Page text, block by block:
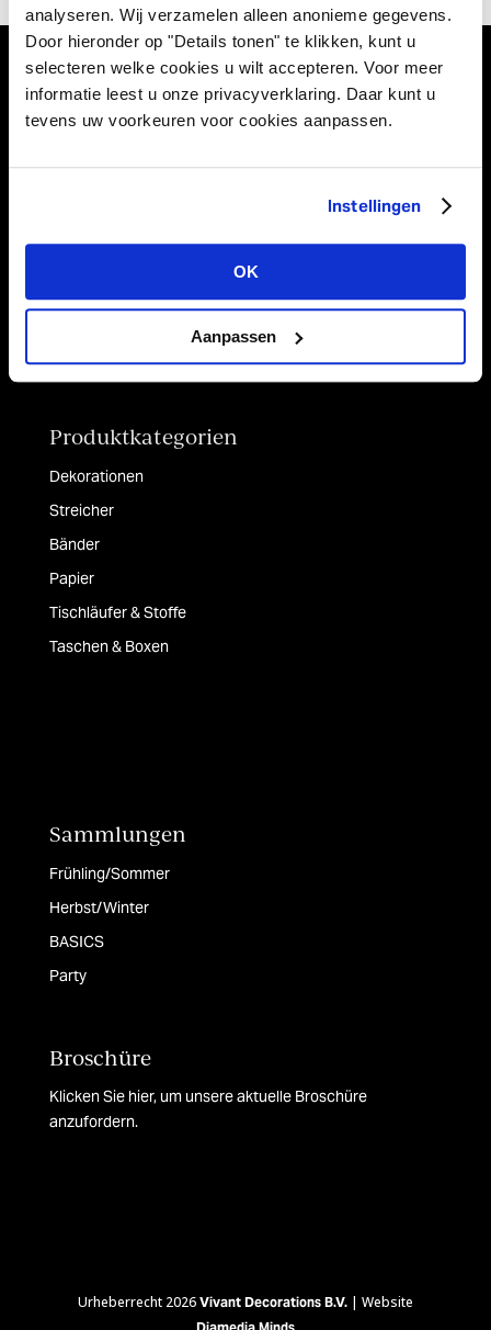
analyseren. Wij verzamelen alleen anonieme gegevens.
Door hieronder op "Details tonen" te klikken, kunt u
selecteren welke cookies u wilt accepteren. Voor meer
informatie leest u onze privacyverklaring. Daar kunt u
tevens uw voorkeuren voor cookies aanpassen.
Instellingen
OK
Aanpassen
Vivant Decorations B.V.
Tel +31 (0)43 358 67 67
Produktkategorien
Dekorationen
Streicher
Bänder
Papier
Tischläufer & Stoffe
Taschen & Boxen
Sammlungen
Frühling/Sommer
Herbst/Winter
BASICS
Party
Broschüre
Klicken Sie hier, um unsere aktuelle Broschüre
anzufordern.
Urheberrecht 2026 Vivant Decorations B.V.| Website